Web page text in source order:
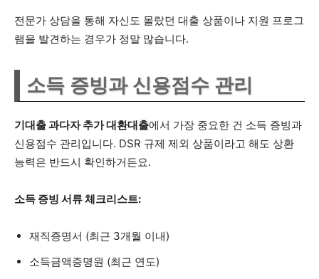
전문가 상담을 통해 자신도 몰랐던 대출 상품이나 지원 프로그
램을 발견하는 경우가 정말 많습니다.
소득 증빙과 신용점수 관리
기대출 과다자 추가 대환대출에서 가장 중요한 건 소득 증빙과
신용점수 관리입니다. DSR 규제 제외 상품이라고 해도 상환
능력은 반드시 확인하거든요.
소득 증빙 서류 체크리스트:
재직증명서 (최근 3개월 이내)
소득금액증명원 (최근 연도)